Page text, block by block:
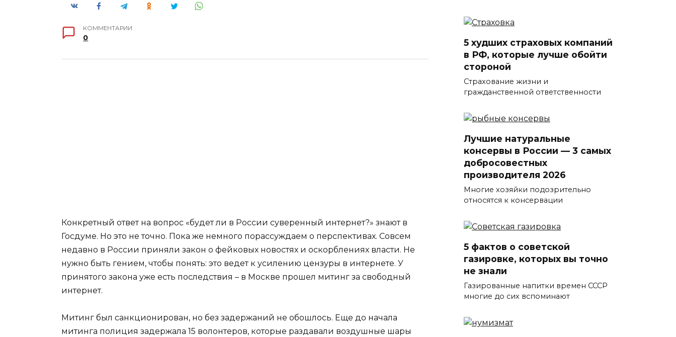
КОММЕНТАРИИ
0
Конкретный ответ на вопрос «будет ли в России суверенный интернет?» знают в
Госдуме. Но это не точно. Пока же немного порассуждаем о перспективах. Совсем
недавно в России приняли закон о фейковых новостях и оскорблениях власти. Не
нужно быть гением, чтобы понять: это ведет к усилению цензуры в интернете. У
принятого закона уже есть последствия – в Москве прошел митинг за свободный
интернет.
Митинг был санкционирован, но без задержаний не обошлось. Еще до начала
митинга полиция задержала 15 волонтеров, которые раздавали воздушные шары
5 худших страховых компаний
в РФ, которые лучше обойти
стороной
Страхование жизни и
гражданственной ответственности
Лучшие натуральные
консервы в России — 3 самых
добросовестных
производителя 2026
Многие хозяйки подозрительно
относятся к консервации
5 фактов о советской
газировке, которых вы точно
не знали
Газированные напитки времен СССР
многие до сих вспоминают